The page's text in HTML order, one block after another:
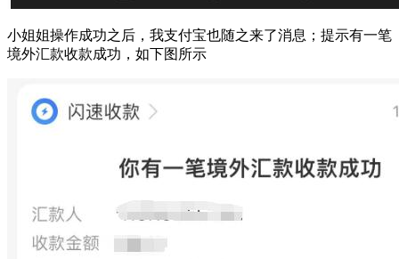
小姐姐操作成功之后，我支付宝也随之来了消息；提示有一笔
境外汇款收款成功，如下图所示